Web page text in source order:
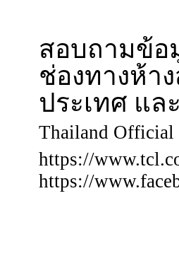
สอบถามข้
ช่องทางห้า
ประเทศ แ
Thailand Official
https://
https://